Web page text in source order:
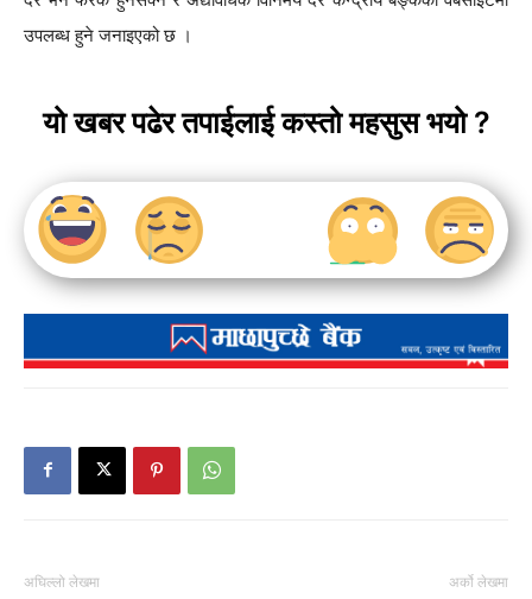
उपलब्ध हुने जनाइएको छ ।
यो खबर पढेर तपाईलाई कस्तो महसुस भयो ?
अघिल्लो लेखमा अर्को लेखमा